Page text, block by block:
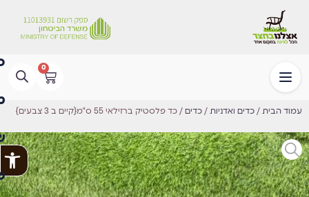
0
עמוד הבית / כדים ואדניות / כדים / כד פלסטיק ברזילאי 55 ס"מ{קיים ב 3 צבעים}